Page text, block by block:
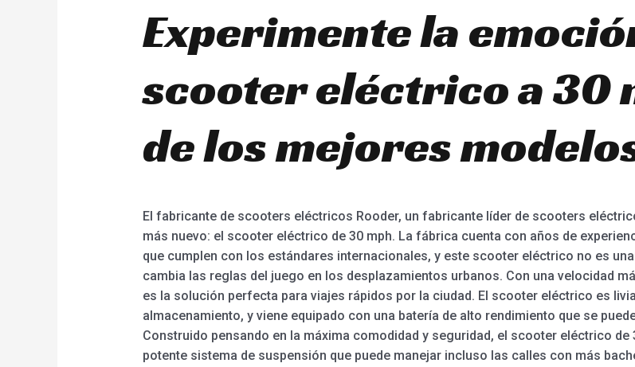
Experimente la
scooter eléctrico a 30
de los mejores
El fabricante de scooters eléctricos Rooder, un fabricante líder de scooters
más nuevo: el scooter eléctrico de 30 mph. La fábrica cuenta con años de
que cumplen con los estándares internacionales, y este scooter eléctrico no es
cambia las reglas del juego en los desplazamientos urbanos. Con una velocidad
es la solución perfecta para viajes rápidos por la ciudad. El scooter eléctrico es
almacenamiento, y viene equipado con una batería de alto rendimiento que se
Construido pensando en la máxima comodidad y seguridad, el scooter eléctrico
potente sistema de suspensión que puede manejar incluso las calles con más